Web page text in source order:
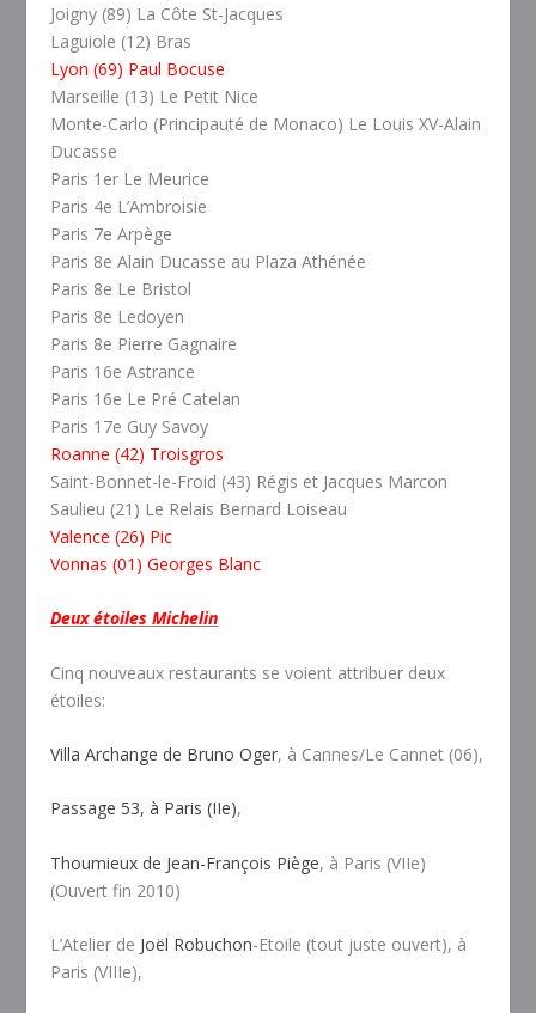
Joigny (89) La Côte St-Jacques
Laguiole (12) Bras
Lyon (69) Paul Bocuse
Marseille (13) Le Petit Nice
Monte-Carlo (Principauté de Monaco) Le Louis XV-Alain
Ducasse
Paris 1er Le Meurice
Paris 4e L’Ambroisie
Paris 7e Arpège
Paris 8e Alain Ducasse au Plaza Athénée
Paris 8e Le Bristol
Paris 8e Ledoyen
Paris 8e Pierre Gagnaire
Paris 16e Astrance
Paris 16e Le Pré Catelan
Paris 17e Guy Savoy
Roanne (42) Troisgros
Saint-Bonnet-le-Froid (43) Régis et Jacques Marcon
Saulieu (21) Le Relais Bernard Loiseau
Valence (26) Pic
Vonnas (01) Georges Blanc
Deux étoiles Michelin
Cinq nouveaux restaurants se voient attribuer deux
étoiles:
Villa Archange de Bruno Oger, à Cannes/Le Cannet (06),
Passage 53, à Paris (IIe),
Thoumieux de Jean-François Piège, à Paris (VIIe)
(Ouvert fin 2010)
L’Atelier de Joël Robuchon-Etoile (tout juste ouvert), à
Paris (VIIIe),